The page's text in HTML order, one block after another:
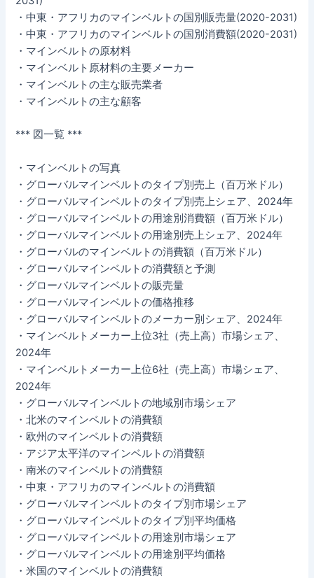
・中東・アフリカのマインベルトの国別販売量(2020-2031)
・中東・アフリカのマインベルトの国別消費額(2020-2031)
・マインベルトの原材料
・マインベルト原材料の主要メーカー
・マインベルトの主な販売業者
・マインベルトの主な顧客
*** 図一覧 ***
・マインベルトの写真
・グローバルマインベルトのタイプ別売上（百万米ドル）
・グローバルマインベルトのタイプ別売上シェア、2024年
・グローバルマインベルトの用途別消費額（百万米ドル）
・グローバルマインベルトの用途別売上シェア、2024年
・グローバルのマインベルトの消費額（百万米ドル）
・グローバルマインベルトの消費額と予測
・グローバルマインベルトの販売量
・グローバルマインベルトの価格推移
・グローバルマインベルトのメーカー別シェア、2024年
・マインベルトメーカー上位3社（売上高）市場シェア、
2024年
・マインベルトメーカー上位6社（売上高）市場シェア、
2024年
・グローバルマインベルトの地域別市場シェア
・北米のマインベルトの消費額
・欧州のマインベルトの消費額
・アジア太平洋のマインベルトの消費額
・南米のマインベルトの消費額
・中東・アフリカのマインベルトの消費額
・グローバルマインベルトのタイプ別市場シェア
・グローバルマインベルトのタイプ別平均価格
・グローバルマインベルトの用途別市場シェア
・グローバルマインベルトの用途別平均価格
・米国のマインベルトの消費額